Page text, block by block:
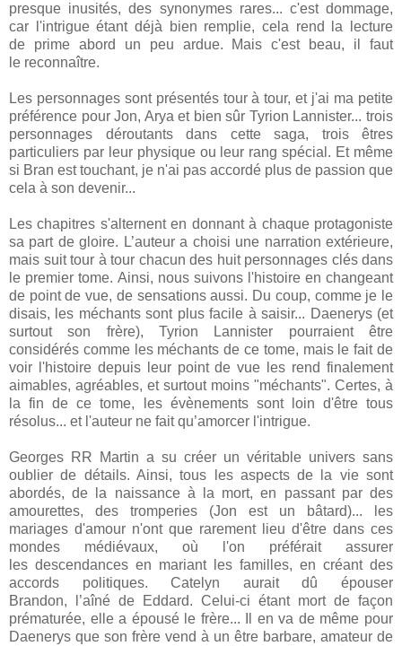
presque inusités, des synonymes rares... c'est dommage,
car l'intrigue étant déjà bien remplie, cela rend la lecture
de primeabord un peu ardue. Mais c'est beau, il faut
le reconnaître.
Les personnages sont présentés tour à tour, et j'ai ma petite
préférence pour Jon, Arya et bien sûr Tyrion Lannister... trois
personnages déroutants dans cette saga, trois êtres
particuliers par leur physique ou leur rang spécial. Et même
si Bran est touchant, je n'ai pas accordé plus de passion que
cela à son devenir...
Les chapitres s'alternent en donnantà chaque protagoniste
sa part de gloire. L’auteura choisi une narration extérieure,
mais suit tour à tour chacun des huitpersonnages clés dans
le premier tome. Ainsi, nous suivons l'histoire en changeant
de point de vue, de sensations aussi. Du coup, comme je le
disais, les méchantssont plus facile à saisir... Daenerys (et
surtout son frère), Tyrion Lannister pourraient être
considérés comme les méchants de ce tome, mais le fait de
voir l'histoire depuis leur point de vue les rend finalement
aimables, agréables, et surtout moins "méchants". Certes, à
la fin de ce tome, les évènements sont loin d'être tous
résolus... et l'auteur ne faitqu’amorcer l'intrigue.
Georges RR Martin a su créer un véritable univers sans
oublier de détails. Ainsi, tous les aspects de la vie sont
abordés, de la naissance à la mort, en passant par des
amourettes, des tromperies (Jon est un bâtard)... les
mariages d'amour n'ont que rarement lieu d'être dans ces
mondes médiévaux, où l'on préférait assurer
les descendances en mariant les familles, en créant des
accords politiques. Catelyn aurait dû épouser
Brandon, l’aîné de Eddard. Celui-ci étant mort de façon
prématurée, elle a épousé le frère... Il en va de même pour
Daenerys que son frère vend à un être barbare, amateur de